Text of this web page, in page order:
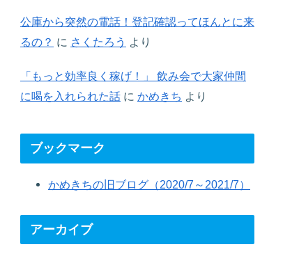
公庫から突然の電話！登記確認ってほんとに来
るの？ に さくたろう より
「もっと効率良く稼げ！」 飲み会で大家仲間
に喝を入れられた話 に かめきち より
ブックマーク
かめきちの旧ブログ（2020/7～2021/7）
アーカイブ